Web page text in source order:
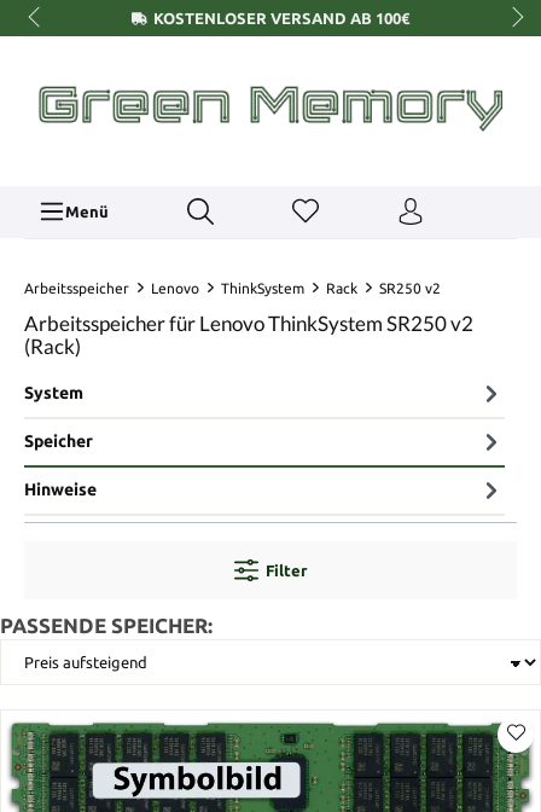
KOSTENLOSER VERSAND AB 100€
Menü
Arbeitsspeicher Lenovo ThinkSystem Rack SR250 v2
Arbeitsspeicher für Lenovo ThinkSystem SR250 v2
(Rack)
System
Speicher
Hinweise
Filter
PASSENDE SPEICHER: